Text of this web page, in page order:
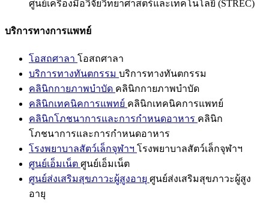
ศูนย์เครื่องมือวิจัยวิทยาศาสตร์และเทคโนโลยี (STREC)
บริการทางการแพทย์
โอสถศาลา โอสถศาลา
บริการทางทันตกรรม บริการทางทันตกรรม
คลินิกกายภาพบำบัด คลินิกกายภาพบำบัด
คลินิกเทคนิคการแพทย์ คลินิกเทคนิคการแพทย์
คลินิกโภชนาการและการกำหนดอาหาร คลินิก
โภชนาการและการกำหนดอาหาร
โรงพยาบาลสัตว์เล็กจุฬาฯ โรงพยาบาลสัตว์เล็กจุฬาฯ
ศูนย์เอ็มเน็ต ศูนย์เอ็มเน็ต
ศูนย์ส่งเสริมสุขภาวะผู้สูงอายุ ศูนย์ส่งเสริมสุขภาวะผู้สูง
อายุ